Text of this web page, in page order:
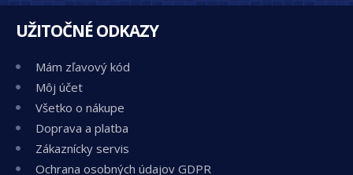
UŽITOČNÉ ODKAZY
Mám zľavový kód
Môj účet
Všetko o nákupe
Doprava a platba
Zákaznícky servis
Ochrana osobných údajov GDPR